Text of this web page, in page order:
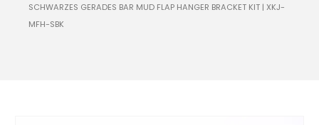
SCHWARZES GERADES BAR MUD FLAP HANGER BRACKET KIT | XKJ-
MFH-SBK